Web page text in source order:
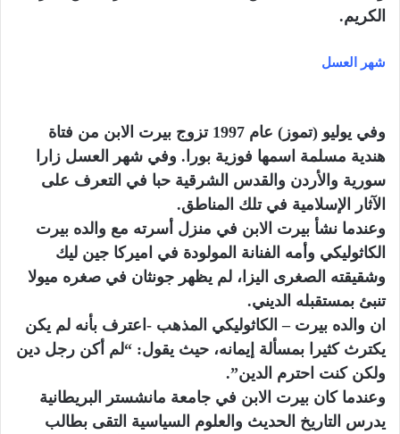
الكريم.
شهر العسل
وفي يوليو (تموز) عام 1997 تزوج بيرت الابن من فتاة
هندية مسلمة اسمها فوزية بورا. وفي شهر العسل زارا
سورية والأردن والقدس الشرقية حبا في التعرف على
الآثار الإسلامية في تلك المناطق.
وعندما نشأ بيرت الابن في منزل أسرته مع والده بيرت
الكاثوليكي وأمه الفنانة المولودة في اميركا جين ليك
وشقيقته الصغرى اليزا، لم يظهر جونثان في صغره ميولا
تنبئ بمستقبله الديني.
ان والده بيرت – الكاثوليكي المذهب -اعترف بأنه لم يكن
يكترث كثيرا بمسألة إيمانه، حيث يقول: “لم أكن رجل دين
ولكن كنت احترم الدين”.
وعندما كان بيرت الابن في جامعة مانشستر البريطانية
يدرس التاريخ الحديث والعلوم السياسية التقى بطالب